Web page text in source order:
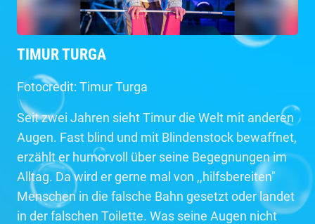
TIMUR TURGA
Fotocredit: Timur Turga
Seit zwei Jahren sieht Timur die Welt mit anderen
Augen. Fast blind und mit Blindenstock bewaffnet,
erzählt er humorvoll über seine Begegnungen im
Alltag. Da wird er gerne mal von ,,hilfsbereiten"
Menschen in die falsche Bahn gesetzt oder landet
in der falschen Toilette. Was seine Augen nicht